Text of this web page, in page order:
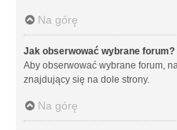
Na górę
Jak obserwować wybrane forum?
Aby obserwować wybrane forum,
znajdujący się na dole strony.
Na górę